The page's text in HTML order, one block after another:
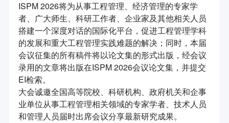
ISPM 2026将为从事工程管理、经济管理的专家学
者、广大师生、科研工作者、企业家及其他相关人员
搭建一个深度对话的国际化平台，促进工程管理学科
的发展和重大工程管理实践难题的解决；同时，本届
会议征集的所有稿件将以论文集的形式出版，经会议
录用的文章将出版在ISPM 2026会议论文集，并提交
EI检索。
大会诚邀全国高等院校、科研机构、政府机关和企事
业单位从事工程管理相关领域的专家学者、技术人员
和管理人员届时出席会议分享最新研究成果。